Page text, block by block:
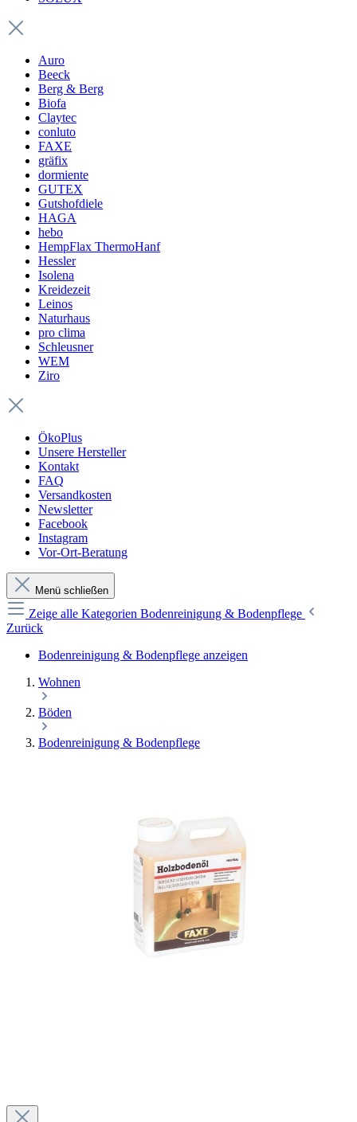
Auro
Beeck
Berg & Berg
Biofa
Claytec
conluto
FAXE
gräfix
dormiente
GUTEX
Gutshofdiele
HAGA
hebo
HempFlax ThermoHanf
Hessler
Isolena
Kreidezeit
Leinos
Naturhaus
pro clima
Schleusner
WEM
Ziro
ÖkoPlus
Unsere Hersteller
Kontakt
FAQ
Versandkosten
Newsletter
Facebook
Instagram
Vor-Ort-Beratung
Menü schließen
Zeige alle Kategorien Bodenreinigung & Bodenpflege
Zurück
Bodenreinigung & Bodenpflege anzeigen
Wohnen
Böden
Bodenreinigung & Bodenpflege